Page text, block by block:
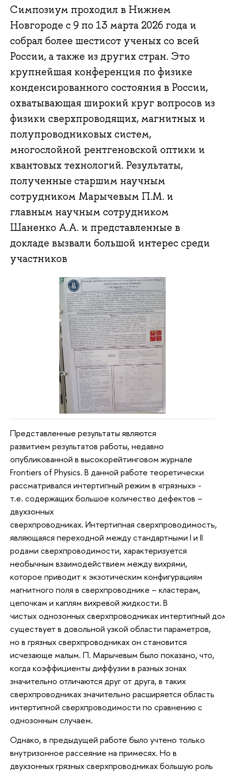
Симпозиум проходил в Нижнем
Новгороде с 9 по 13 марта 2026 года и
собрал более шестисот ученых со всей
России, а также из других стран. Это
крупнейшая конференция по физике
конденсированного состояния в России,
охватывающая широкий круг вопросов из
физики сверхпроводящих, магнитных и
полупроводниковых систем,
многослойной рентгеновской оптики и
квантовых технологий. Результаты,
полученные старшим научным
сотрудником Марычевым П.М. и
главным научным сотрудником
Шаненко А.А. и представленные в
докладе вызвали большой интерес среди
участников
Представленные результаты являются
развитием результатов работы, недавно
опубликованной в высокорейтинговом журнале
Frontiers of Physics. В данной работе теоретически
рассматривался интертипный режим в «грязных» -
т.е. содержащих большое количество дефектов –
двухзонных
сверхпроводниках. Интертипная сверхпроводимость,
являющаяся переходной между стандартными I и II
родами сверхпроводимости, характеризуется
необычным взаимодействием между вихрями,
которое приводит к экзотическим конфигурациям
магнитного поля в сверхпроводнике – кластерам,
цепочкам и каплям вихревой жидкости. В
чистых однозонных сверхпроводниках интертипный
существует в довольной узкой области параметров,
но в грязных сверхпроводниках он становится
исчезающе малым. П. Марычевым было показано, что,
когда коэффициенты диффузии в разных зонах
значительно отличаются друг от друга, в таких
сверхпроводниках значительно расширяется область
интертипной сверхпроводимости по сравнению с
однозонным случаем.
Однако, в предыдущей работе было учтено только
внутризонное рассеяние на примесях. Но в
двухзонных грязных сверхпроводниках большую роль